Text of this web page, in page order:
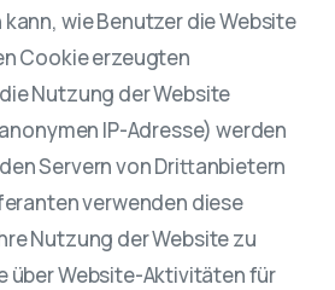
wie Benutzer die Website
Cookie erzeugten
Nutzung der Website
IP-Adresse) werden
Servern von Drittanbietern
verwenden diese
Nutzung der Website zu
über Website-Aktivitäten für